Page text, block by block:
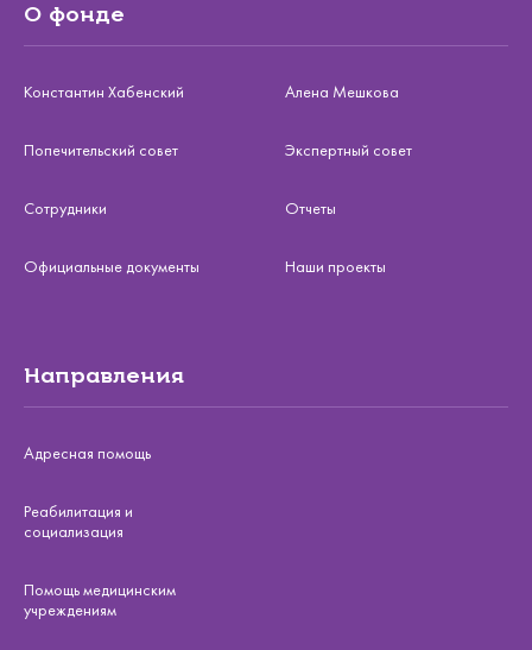
О фонде
Константин Хабенский Алена Мешкова
Попечительский совет Экспертный совет
Сотрудники Отчеты
Официальные документы Наши проекты
Направления
Адресная помощь
Реабилитация и
социализация
Помощь медицинским
учреждениям